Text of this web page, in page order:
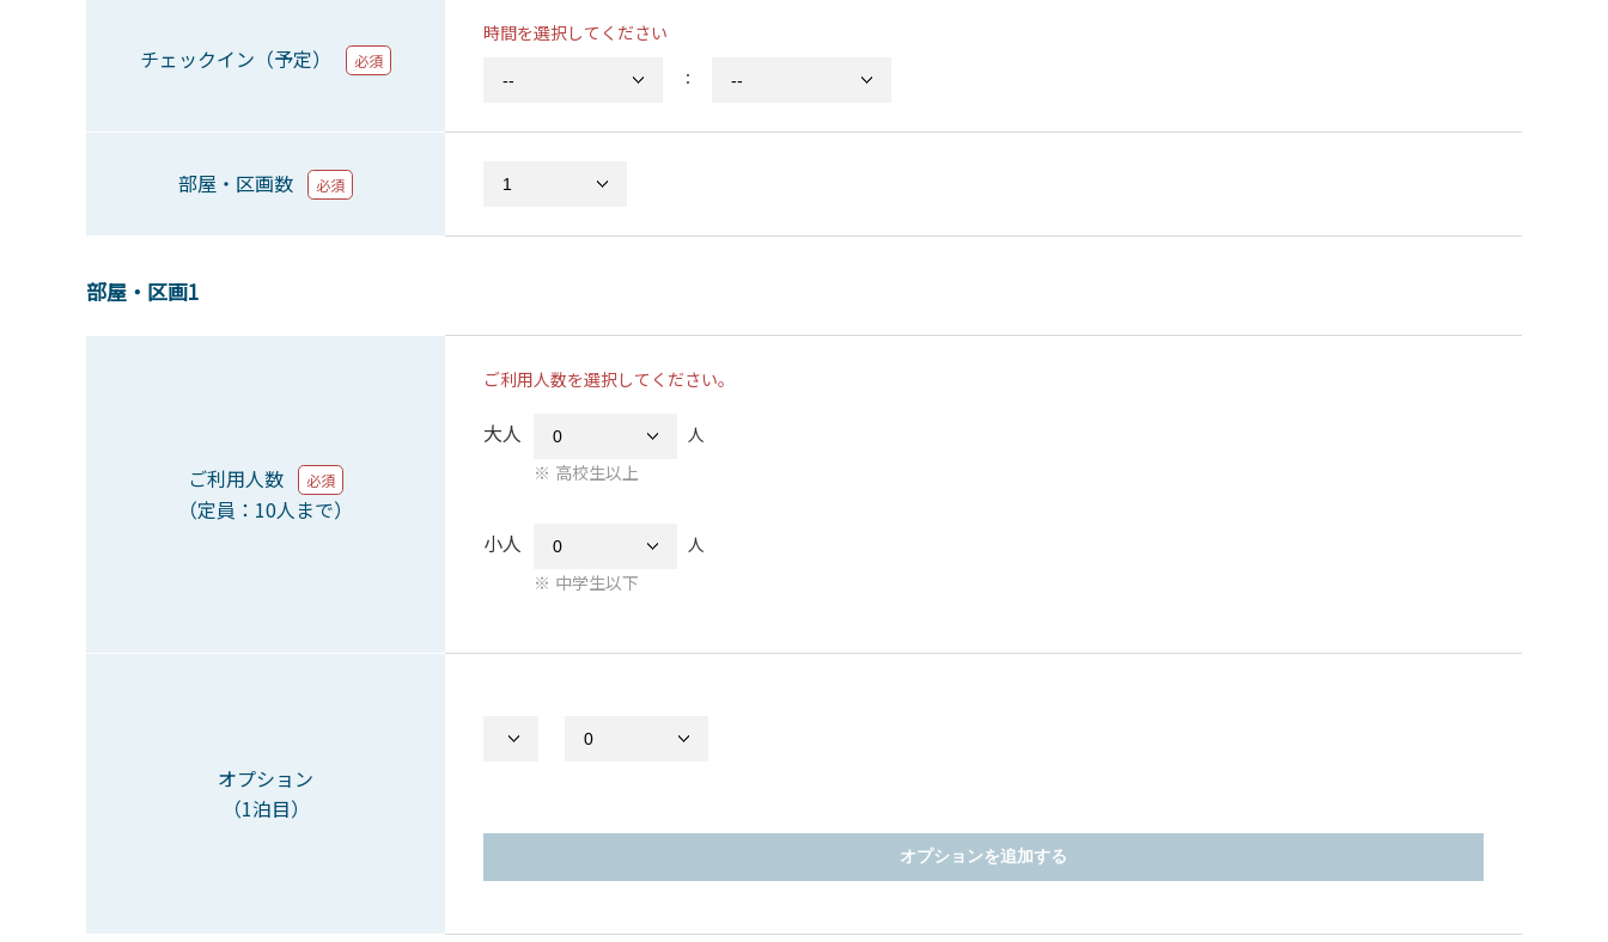
チェックイン（予定） 必須
時間を選択してください
：
部屋・区画数 必須
部屋・区画1
ご利用人数 必須
（定員：10人まで）
ご利用人数を選択してください。
大人
人
高校生以上
小人
人
中学生以下
オプション
（1泊目）
オプションを追加する